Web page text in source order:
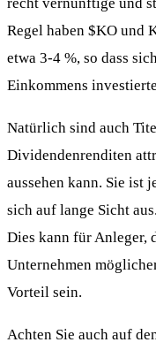
Regel haben $KO und
etwa 3-4 %, so dass
Einkommens
Natürlich sind auch
Dividendenrenditen
aussehen kann. Sie ist
sich auf lange Sicht
Dies kann für Anleger,
Unternehmen
Vorteil sein.
Achten Sie auch auf